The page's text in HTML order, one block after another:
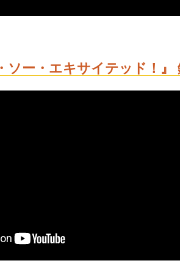
ー・エキサイテッド！』